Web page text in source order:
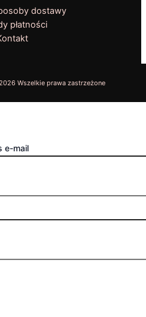
dostawy
płatności
e-mail